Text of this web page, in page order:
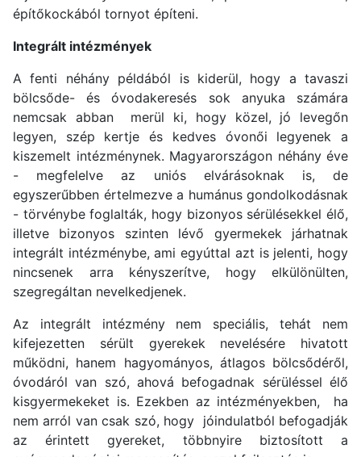
építőkockából tornyot építeni.
Integrált intézmények
A fenti néhány példából is kiderül, hogy a tavaszi
bölcsőde- és óvodakeresés sok anyuka számára
nemcsak abban merül ki, hogy közel, jó levegőn
legyen, szép kertje és kedves óvonői legyenek a
kiszemelt intézménynek. Magyarországon néhány éve
- megfelelve az uniós elvárásoknak is, de
egyszerűbben értelmezve a humánus gondolkodásnak
- törvénybe foglalták, hogy bizonyos sérülésekkel élő,
illetve bizonyos szinten lévő gyermekek járhatnak
integrált intézménybe, ami egyúttal azt is jelenti, hogy
nincsenek arra kényszerítve, hogy elkülönülten,
szegregáltan nevelkedjenek.
Az integrált intézmény nem speciális, tehát nem
kifejezetten sérült gyerekek nevelésére hivatott
működni, hanem hagyományos, átlagos bölcsődéről,
óvodáról van szó, ahová befogadnak sérüléssel élő
kisgyermekeket is. Ezekben az intézményekben, ha
nem arról van csak szó, hogy jóindulatból befogadják
az érintett gyereket, többnyire biztosított a